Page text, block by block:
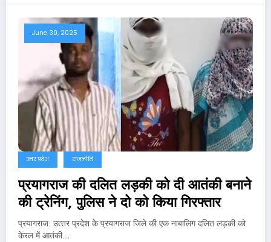
June 30, 2025
उत्तर प्रदेश राजनीति
प्रयागराज की दलित लड़की को दी आतंकी बनाने
की ट्रेनिंग, पुलिस ने दो को किया गिरफ्तार
प्रयागराज: उत्‍तर प्रदेश के प्रयागराज जिले की एक नाबालिग दलित लड़की को
केरल में आतंकी…